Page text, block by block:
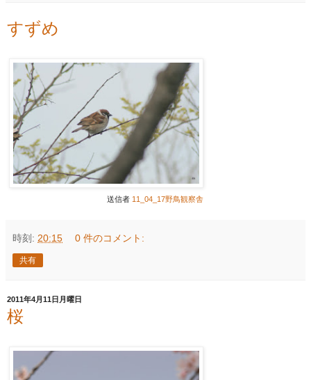
すずめ
送信者 11_04_17野鳥観察舎
時刻: 20:15 0 件のコメント:
共有
2011年4月11日月曜日
桜